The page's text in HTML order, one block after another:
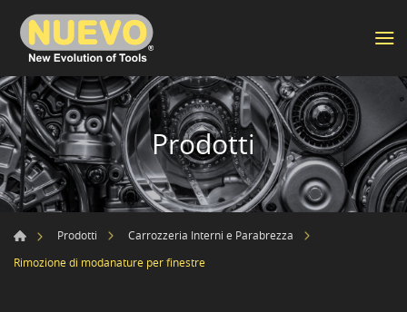
Prodotti
Prodotti
Carrozzeria Interni e Parabrezza
Rimozione di modanature per finestre